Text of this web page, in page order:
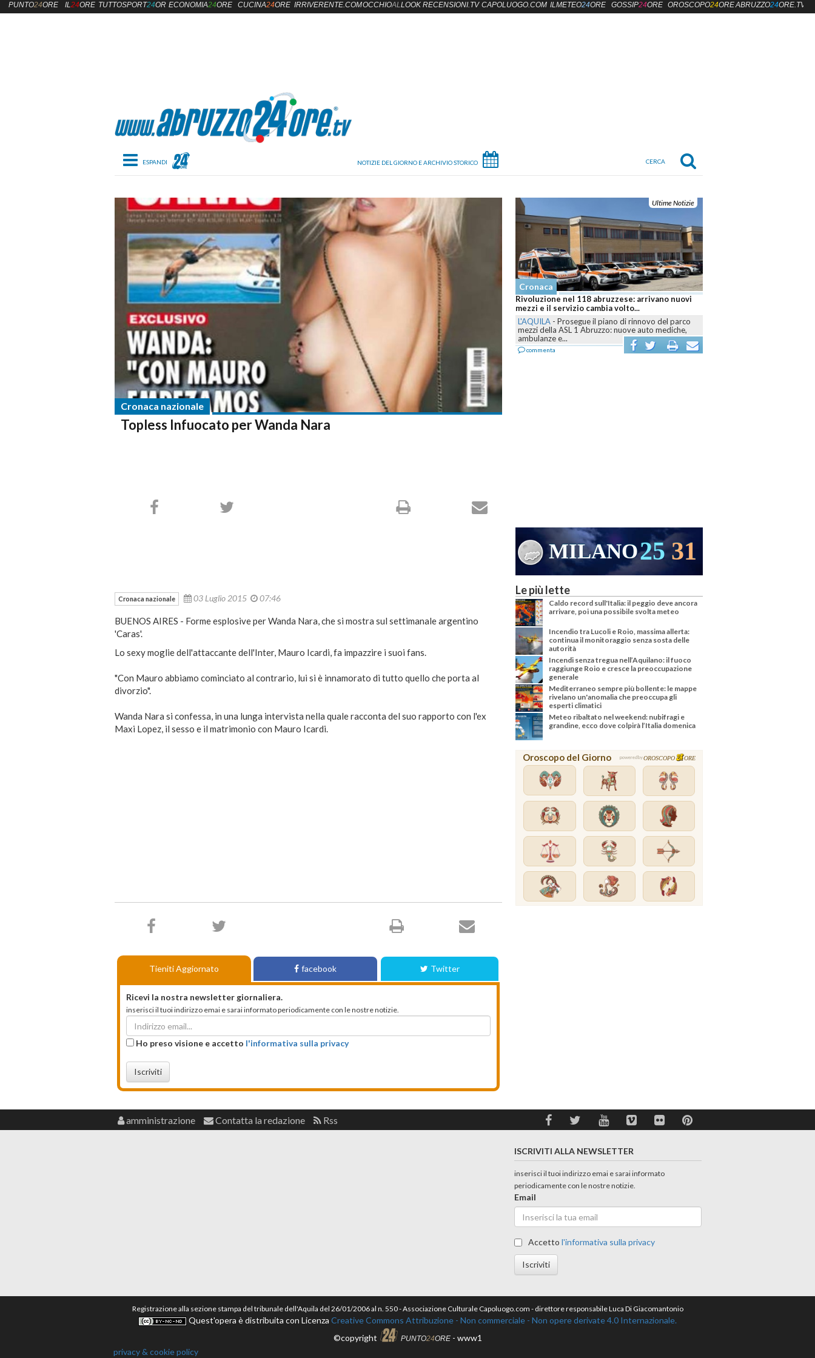
Toggle navigation
Cronaca nazionale
Topless Infuocato per Wanda Nara
Ultime Notizie
Cronaca
Rivoluzione nel 118 abruzzese: arrivano nuovi
mezzi e il servizio cambia volto...
L'AQUILA - Prosegue il piano di rinnovo del parco
mezzi della ASL 1 Abruzzo: nuove auto mediche,
ambulanze e...
commenta
MILANO25 31
Cronaca nazionale 03 Luglio 2015 07:46
BUENOS AIRES - Forme esplosive per Wanda Nara, che si mostra sul settimanale argentino
'Caras'.
Lo sexy moglie dell'attaccante dell'Inter, Mauro Icardi, fa impazzire i suoi fans.
"Con Mauro abbiamo cominciato al contrario, lui si è innamorato di tutto quello che porta al
divorzio".
Wanda Nara si confessa, in una lunga intervista nella quale racconta del suo rapporto con l'ex
Maxi Lopez, il sesso e il matrimonio con Mauro Icardi.
Tieniti Aggiornato facebook Twitter
Ricevi la nostra newsletter giornaliera.
inserisci il tuoi indirizzo emai e sarai informato periodicamente con le nostre notizie.
Ho preso visione e accetto l'informativa sulla privacy
Iscriviti
Le più lette
Caldo record sull'Italia: il peggio deve ancora
arrivare, poi una possibile svolta meteo
Incendio tra Lucoli e Roio, massima allerta:
continua il monitoraggio senza sosta delle
autorità
Incendi senza tregua nell’Aquilano: il fuoco
raggiunge Roio e cresce la preoccupazione
generale
Mediterraneo sempre più bollente: le mappe
rivelano un'anomalia che preoccupa gli
esperti climatici
Meteo ribaltato nel weekend: nubifragi e
grandine, ecco dove colpirà l’Italia domenica
Oroscopo del Giorno powered byOROSCOPO ORE
PUNTO24ORE IL24ORE TUTTOSPORT24OREECONOMIA24ORE CUCINA24ORE IRRIVERENTE.COMOCCHIOALLOOK RECENSIONI.TV CAPOLUOGO.COM ILMETEO24ORE GOSSIP24ORE OROSCOPO24OREABRUZZO24ORE.TV
amministrazione Contatta la redazione Rss
ISCRIVITI ALLA NEWSLETTER
inserisci il tuoi indirizzo emai e sarai informato
periodicamente con le nostre notizie.
Email
Accettol'informativa sulla privacy
Iscriviti
Registrazione alla sezione stampa del tribunale dell'Aquila del 26/01/2006 al n. 550 - Associazione Culturale Capoluogo.com - direttore responsabile Luca Di Giacomantonio
Quest'opera è distribuita con Licenza Creative Commons Attribuzione - Non commerciale - Non opere derivate 4.0 Internazionale.
©copyright
PUNTO24ORE- www1
privacy & cookie policy